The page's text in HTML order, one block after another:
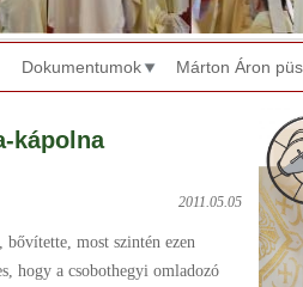
Dokumentumok Márton Áron
kápolna
2011.05.05
bővítette, most szintén ezen
hogy a csobothegyi omladozó